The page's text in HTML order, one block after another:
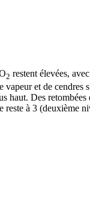
2 restent élevées,
et de cendres
haut. Des retombées
à 3 (deuxième